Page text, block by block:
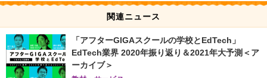
関連ニュース
「アフターGIGAスクールの学校とEdTech」
EdTech業界 2020年振り返り＆2021年大予測＜ア
ーカイブ＞